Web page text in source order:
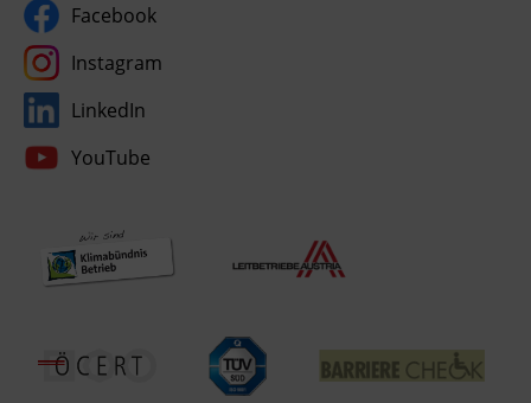
Facebook
Instagram
LinkedIn
YouTube